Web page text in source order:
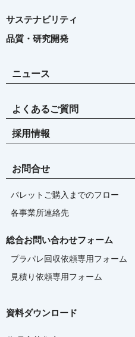
サステナビリティ
品質・研究開発
ニュース
よくあるご質問
採用情報
お問合せ
パレットご購入までのフロー
各事業所連絡先
総合お問い合わせフォーム
プラパレ回収依頼専用フォーム
見積り依頼専用フォーム
資料ダウンロード